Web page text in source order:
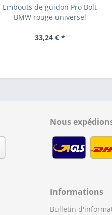
Embouts de guidon Pro Bolt
BMW rouge universel
33,24 € *
Nous
Informations
Bulletin